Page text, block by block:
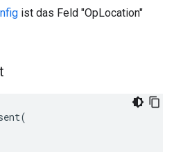
ist das Feld "OpLocation"
(